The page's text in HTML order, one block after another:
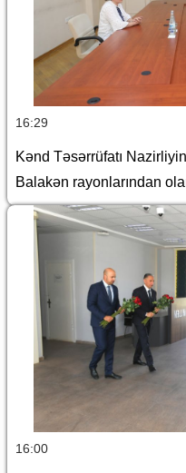
16:29
Kənd Təsərrüfatı
Balakən rayonlarından
16:00